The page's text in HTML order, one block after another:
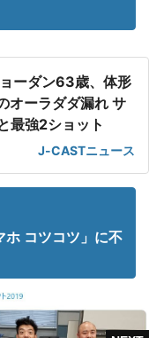
ーダン63歳、体形
オーラダダ漏れ サ
最強2ショット
J-CASTニュース
ホ コツコツ」に不